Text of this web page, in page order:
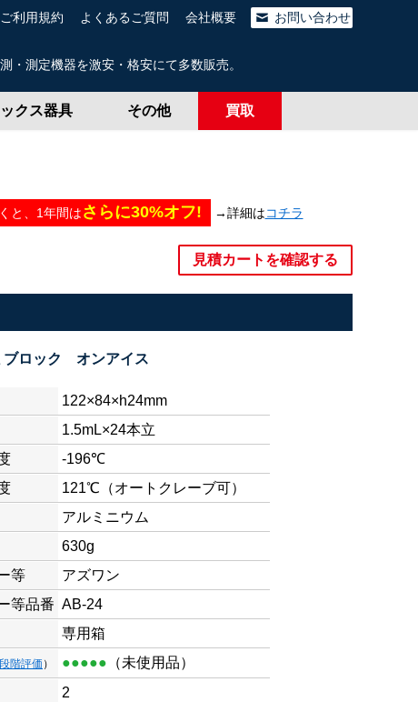
測定機器を激安・格安にて多数販売。
ご利用規約 よくあるご質問 会社概要 お問い合わせ
クス器具 その他 買取
と、 1年間はさらに30%オフ! →詳細はコチラ
見積カートを確認する
ブロック オンアイス
122×84×h24mm
1.5mL×24本立
-196℃
121℃（オートクレーブ可）
アルミニウム
630g
等
アズワン
等品番 AB-24
専用箱
階評価 ） ●●●●● （未使用品）
2